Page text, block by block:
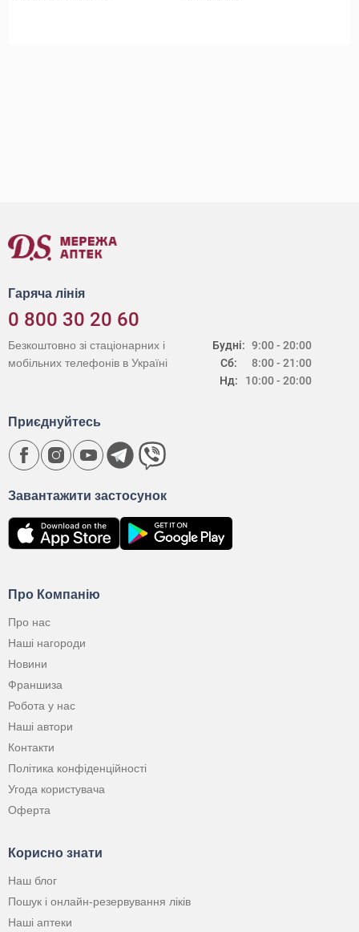
Гаряча лінія
0 800 30 20 60
Будні:
Сб:
Нд:
9:00 - 20:00
8:00 - 21:00
10:00 - 20:00
Безкоштовно зі стаціонарних і
мобільних телефонів в Україні
Про Компанію
Про нас
Наші нагороди
Новини
Франшиза
Робота у нас
Наші автори
Контакти
Політика конфіденційності
Угода користувача
Оферта
Корисно знати
Наш блог
Пошук і онлайн-резервування ліків
Наші аптеки
Завантажити застосунок
Приєднуйтесь